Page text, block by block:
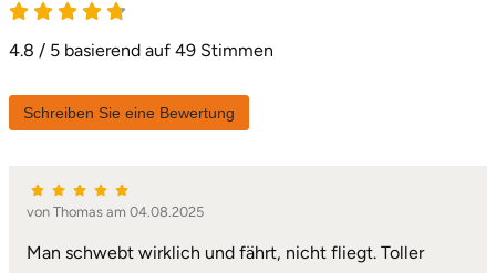
4.8 / 5 basierend auf 49 Stimmen
Schreiben Sie eine Bewertung
von Thomas am 04.08.2025
Man schwebt wirklich und fährt, nicht fliegt. Toller
Kempten
Koblenz
Kronach